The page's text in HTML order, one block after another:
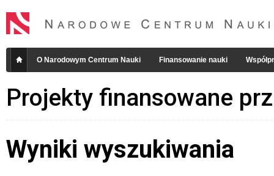
O Narodowym Centrum Nauki Finansowanie nauki
Projekty finansowane
Wyniki wyszukiwania